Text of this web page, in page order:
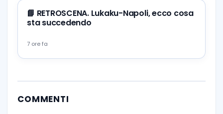
📘 RETROSCENA. Lukaku-Napoli, ecco cosa
sta succedendo
7 ore fa
COMMENTI